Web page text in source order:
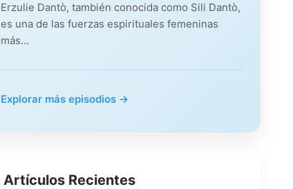
Erzulie Dantò, también conocida como Sili Dantò,
es una de las fuerzas espirituales femeninas
más…
Explorar más episodios →
Artículos Recientes